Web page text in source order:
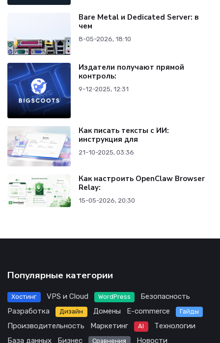
Bare Metal и Dedicated Server: в
чем
8-05-2026, 18:10
Издатели получают прямой
контроль:
9-12-2025, 12:31
Как писать тексты с ИИ:
инструкция для
21-10-2025, 03:36
Как настроить OpenClaw Browser
Relay:
15-05-2026, 20:30
Популярные категории
Хостинг VPS и Cloud WordPress
Безопасность
Разработка
Дизайн Домены E-commerce Гайды
Производительность Маркетинг AI
Технологии
База данных
Бизнес Сравнения
Новости